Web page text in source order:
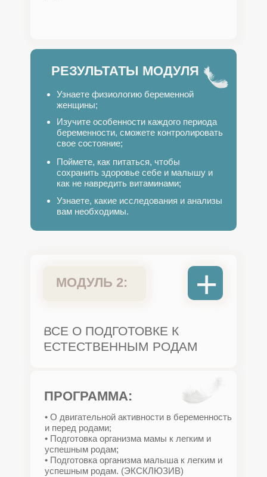
Узнаете физиологию беременной
женщины;
РЕЗУЛЬТАТЫ МОДУЛЯ
Изучите особенности каждого периода
беременности, сможете контролировать
свое состояние;
Узнаете, какие исследования и анализы
вам необходимы.
Поймете, как питаться, чтобы
сохранить здоровье себе и малышу и
как не навредить витаминами;
МОДУЛЬ 2:
ВСЕ О ПОДГОТОВКЕ К
ЕСТЕСТВЕННЫМ РОДАМ
+
ПРОГРАММА:
• О двигательной активности в беременность
и перед родами;
• Подготовка организма мамы к легким и
успешным родам;
• Подготовка организма малыша к легким и
успешным родам. (ЭКСКЛЮЗИВ)